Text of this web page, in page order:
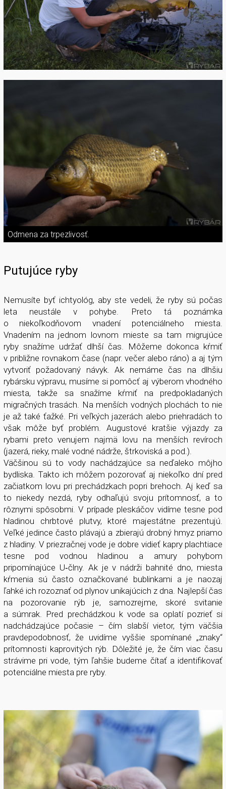
Odmena za trpezlivosť.
Putujúce ryby
Nemusíte byť ichtyológ, aby ste vedeli, že ryby sú počas
leta neustále v pohybe. Preto tá poznámka
o niekoľkodňovom vnadení potenciálneho miesta.
Vnadením na jednom lovnom mieste sa tam migrujúce
ryby snažíme udržať dlhší čas. Môžeme dokonca kŕmiť
v približne rovnakom čase (napr. večer alebo ráno) a aj tým
vytvoriť požadovaný návyk. Ak nemáme čas na dlhšiu
rybársku výpravu, musíme si pomôcť aj výberom vhodného
miesta, takže sa snažíme kŕmiť na predpokladaných
migračných trasách. Na menších vodných plochách to nie
je až také ťažké. Pri veľkých jazerách alebo priehradách to
však môže byť problém. Augustové kratšie výjazdy za
rybami preto venujem najmä lovu na menších revíroch
(jazerá, rieky, malé vodné nádrže, štrkoviská a pod.).
Väčšinou sú to vody nachádzajúce sa neďaleko môjho
bydliska. Takto ich môžem pozorovať aj niekoľko dní pred
začiatkom lovu pri prechádzkach popri brehoch. Aj keď sa
to niekedy nezdá, ryby odhaľujú svoju prítomnosť, a to
rôznymi spôsobmi. V prípade pleskáčov vidíme tesne pod
hladinou chrbtové plutvy, ktoré majestátne prezentujú.
Veľké jedince často plávajú a zbierajú drobný hmyz priamo
z hladiny. V priezračnej vode je dobre vidieť kapry plachtiace
tesne pod vodnou hladinou a amury pohybom
pripomínajúce U­‑člny. Ak je v nádrži bahnité dno, miesta
kŕmenia sú často označkované bublinkami a je naozaj
ľahké ich rozoznať od plynov unikajúcich z dna. Najlepší čas
na pozorovanie rýb je, samozrejme, skoré svitanie
a súmrak. Pred prechádzkou k vode sa oplatí pozrieť si
nadchádzajúce počasie – čím slabší vietor, tým väčšia
pravdepodobnosť, že uvidíme vyššie spomínané „znaky“
prítomnosti kaprovitých rýb. Dôležité je, že čím viac času
strávime pri vode, tým ľahšie budeme čítať a identifikovať
potenciálne miesta pre ryby.